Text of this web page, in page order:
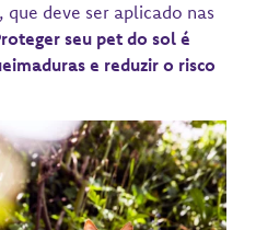
deve ser aplicado nas
seu pet do sol é
e reduzir o risco